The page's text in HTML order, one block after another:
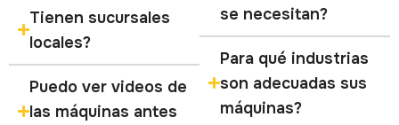
Tienen sucursales
locales?
Puedo ver videos de
las máquinas antes
se necesitan?
Para qué industrias
son adecuadas sus
máquinas?